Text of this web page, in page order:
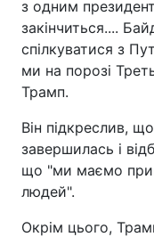
з одним
закінчиться....
спілкуватися з
ми на порозі
Трамп.
Він підкреслив,
завершилась і
що "ми маємо
людей".
Окрім цього,